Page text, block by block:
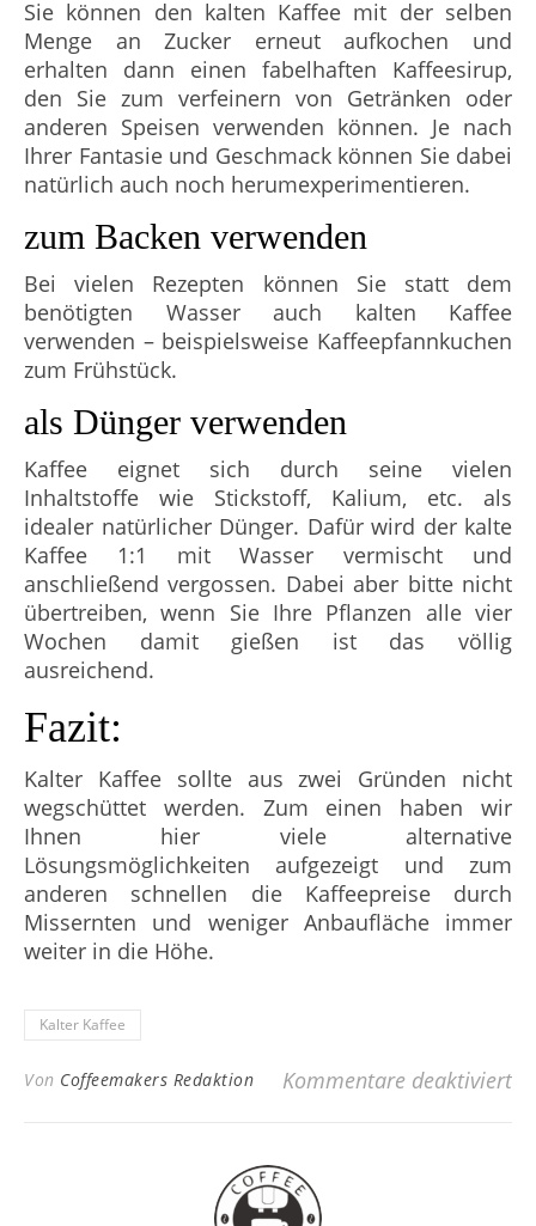
Sie können den kalten Kaffee mit der selben
Menge an Zucker erneut aufkochen und
erhalten dann einen fabelhaften Kaffeesirup,
den Sie zum verfeinern von Getränken oder
anderen Speisen verwenden können. Je nach
Ihrer Fantasie und Geschmack können Sie dabei
natürlich auch noch herumexperimentieren.
zum Backen verwenden
Bei vielen Rezepten können Sie statt dem
benötigten Wasser auch kalten Kaffee
verwenden – beispielsweise Kaffeepfannkuchen
zum Frühstück.
als Dünger verwenden
Kaffee eignet sich durch seine vielen
Inhaltstoffe wie Stickstoff, Kalium, etc. als
idealer natürlicher Dünger. Dafür wird der kalte
Kaffee 1:1 mit Wasser vermischt und
anschließend vergossen. Dabei aber bitte nicht
übertreiben, wenn Sie Ihre Pflanzen alle vier
Wochen damit gießen ist das völlig
ausreichend.
Fazit:
Kalter Kaffee sollte aus zwei Gründen nicht
wegschüttet werden. Zum einen haben wir
Ihnen hier viele alternative
Lösungsmöglichkeiten aufgezeigt und zum
anderen schnellen die Kaffeepreise durch
Missernten und weniger Anbaufläche immer
weiter in die Höhe.
Kalter Kaffee
Von Coffeemakers Redaktion Kommentare deaktiviert